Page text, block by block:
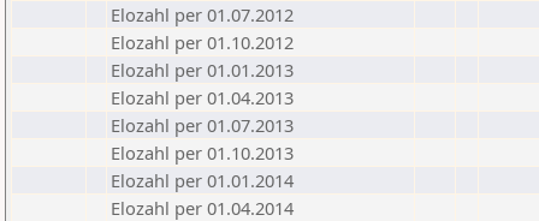
Elozahl per 01.07.2012
Elozahl per 01.10.2012
Elozahl per 01.01.2013
Elozahl per 01.04.2013
Elozahl per 01.07.2013
Elozahl per 01.10.2013
Elozahl per 01.01.2014
Elozahl per 01.04.2014